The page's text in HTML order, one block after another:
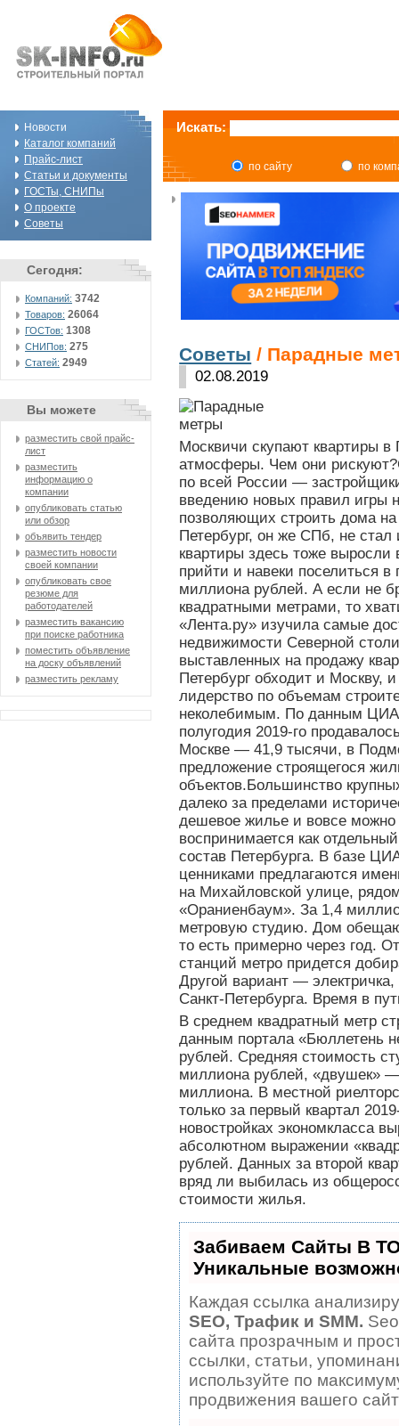
Новости
Каталог компаний
Прайс-лист
Статьи и документы
ГОСТы, СНИПы
О проекте
Советы
Сегодня:
Компаний: 3742
Товаров: 26064
ГОСТов: 1308
СНИПов: 275
Статей: 2949
Вы можете
разместить свой прайс-
лист
разместить
информацию о
компании
опубликовать статью
или обзор
объявить тендер
разместить новости
своей компании
опубликовать свое
резюме для
работодателей
разместить вакансию
при поиске работника
поместить объявление
на доску объявлений
разместить рекламу
Искать:
по сайту по
Советы / Парадные
02.08.2019
Москвичи скупают квартиры в
атмосферы. Чем они
по всей России —
введению новых правил игры
позволяющих строить дома
Петербург, он же СПб, не
квартиры здесь тоже
прийти и навеки поселиться
миллиона рублей. А если не
квадратными метрами, то
«Лента.ру» изучила самые
недвижимости Северной
выставленных на продажу
Петербург обходит и Москву,
лидерство по объемам
неколебимым. По данным
полугодия 2019-го
Москве — 41,9 тысячи, в
предложение строящегося
объектов.Большинство
далеко за пределами
дешевое жилье и вовсе
воспринимается как
состав Петербурга. В базе
ценниками предлагаются
на Михайловской улице,
«Ораниенбаум». За 1,4
метровую студию. Дом
то есть примерно через год.
станций метро придется
Другой вариант —
Санкт-Петербурга. Время в
В среднем квадратный метр
данным портала «Бюллетень
рублей. Средняя стоимость
миллиона рублей, «двушек»
миллиона. В местной
только за первый квартал
новостройках экономкласса
абсолютном выражении
рублей. Данных за второй
вряд ли выбилась из
стоимости жилья.
Забиваем Сайты В
Уникальные
Каждая ссылка
SEO, Трафик и SMM.
сайта прозрачным и
ссылки, статьи,
используйте по
продвижения вашего